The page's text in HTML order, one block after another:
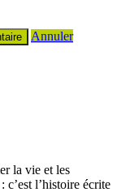
Annuler
la vie et les
l’histoire écrite